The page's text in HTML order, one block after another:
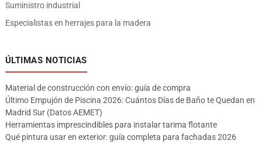
Suministro industrial
Especialistas en herrajes para la madera
ÚLTIMAS NOTICIAS
Material de construcción con envío: guía de compra
Último Empujón de Piscina 2026: Cuántos Días de Baño te Quedan en
Madrid Sur (Datos AEMET)
Herramientas imprescindibles para instalar tarima flotante
Qué pintura usar en exterior: guía completa para fachadas 2026